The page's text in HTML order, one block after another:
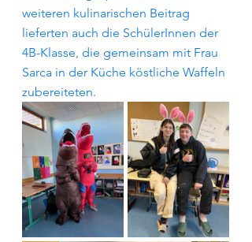
weiteren kulinarischen Beitrag
lieferten auch die SchülerInnen der
4B-Klasse, die gemeinsam mit Frau
Sarca in der Küche köstliche Waffeln
zubereiteten.